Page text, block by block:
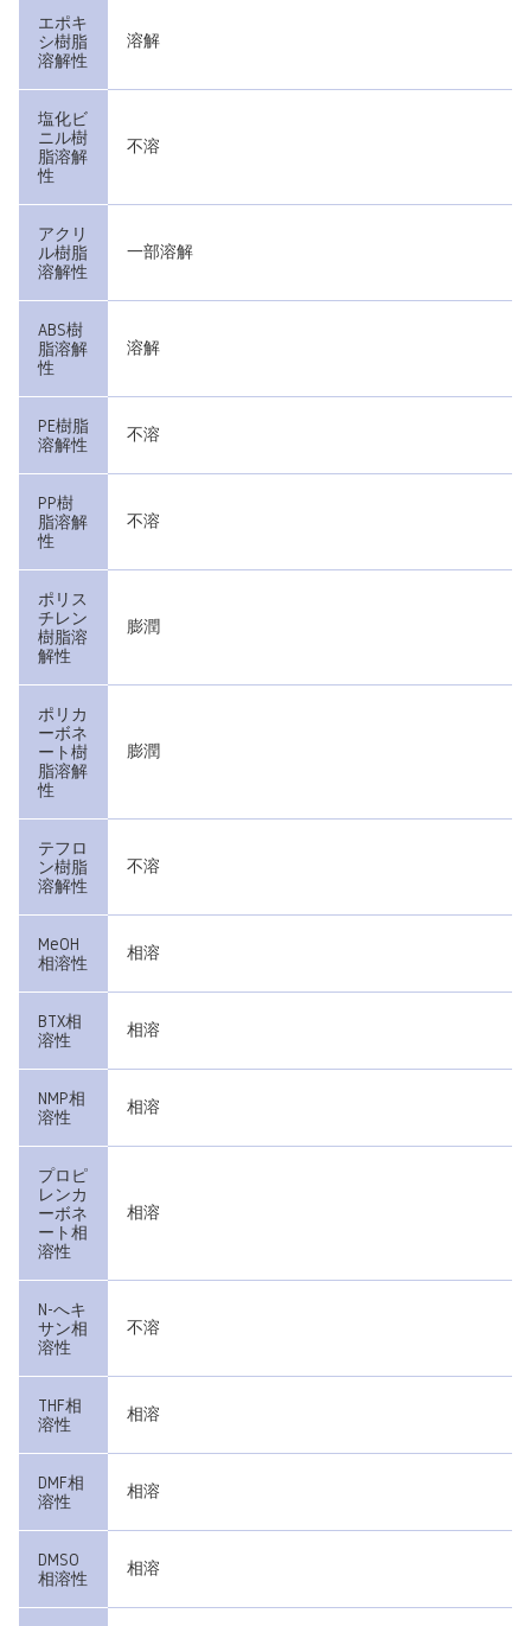
エポキ
シ樹脂
溶解性
溶解
塩化ビ
ニル樹
脂溶解
性
不溶
アクリ
ル樹脂
溶解性
一部溶解
ABS樹
脂溶解
性
溶解
PE樹脂
溶解性
不溶
PP樹
脂溶解
性
不溶
ポリス
チレン
樹脂溶
解性
膨潤
ポリカ
ーボネ
ート樹
脂溶解
性
膨潤
テフロ
ン樹脂
溶解性
不溶
MeOH
相溶性
相溶
BTX相
溶性
相溶
NMP相
溶性
相溶
プロピ
レンカ
ーボネ
ート相
溶性
相溶
N-へキ
サン相
溶性
不溶
THF相
溶性
相溶
DMF相
溶性
相溶
DMSO
相溶性
相溶